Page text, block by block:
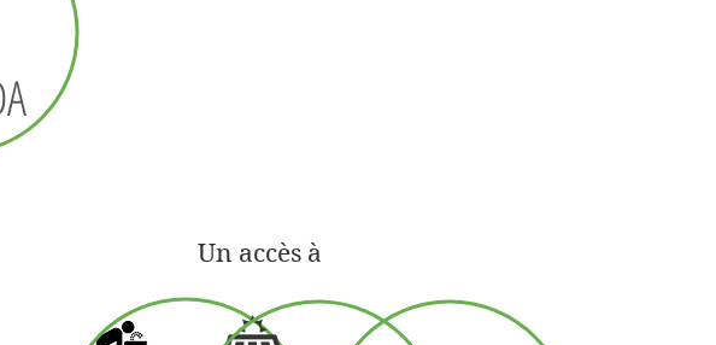
Un accès à